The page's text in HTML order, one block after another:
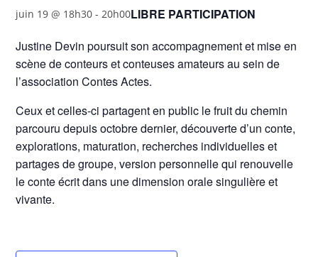
juin 19 @ 18h30 -20h00LIBRE PARTICIPATION
Justine Devin poursuit son accompagnement et mise en
scène de conteurs et conteuses amateurs au sein de
l’association Contes Actes.
Ceux et celles-ci partagent en public le fruit du chemin
parcouru depuis octobre dernier, découverte d’un conte,
explorations, maturation, recherches individuelles et
partages de groupe, version personnelle qui renouvelle
le conte écrit dans une dimension orale singulière et
vivante.